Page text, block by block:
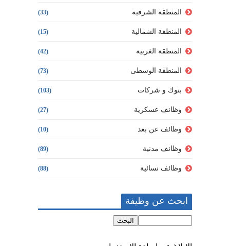
المنطقة الشرقية (33)
المنطقة الشمالية (15)
المنطقة الغربية (42)
المنطقة الوسطى (73)
بنوك و شركات (103)
وظائف عسكرية (27)
وظائف عن بعد (10)
وظائف مدنية (89)
وظائف نسائية (88)
ابحث عن وظيفة